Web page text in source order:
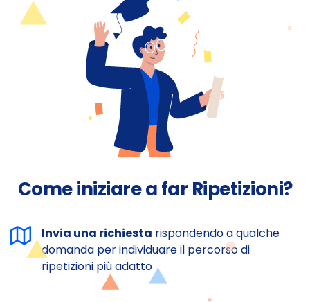
Come iniziare a far Ripetizioni?
Invia una richiesta rispondendo a qualche
domanda per individuare il percorso di
ripetizioni più adatto